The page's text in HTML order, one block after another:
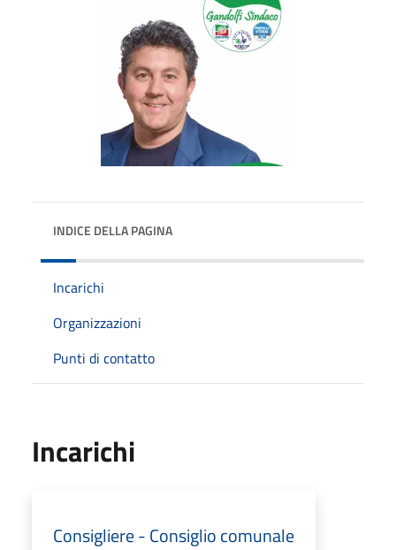
INDICE DELLA PAGINA
Incarichi
Organizzazioni
Punti di contatto
Incarichi
Consigliere - Consiglio comunale